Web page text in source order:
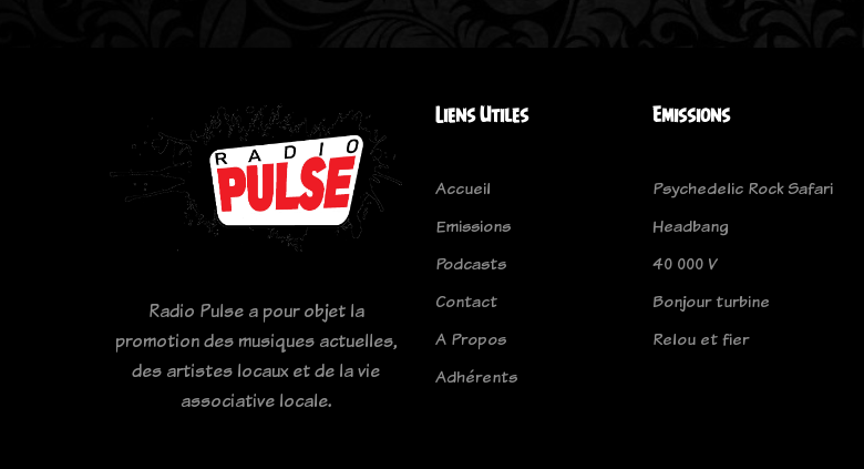
Radio Pulse a pour objet la
promotion des musiques actuelles,
des artistes locaux et de la vie
associative locale.
Liens Utiles
Accueil
Emissions
Podcasts
Contact
A Propos
Adhérents
Emissions
Psychedelic Rock Safari
Headbang
40 000 V
Bonjour turbine
Relou et fier